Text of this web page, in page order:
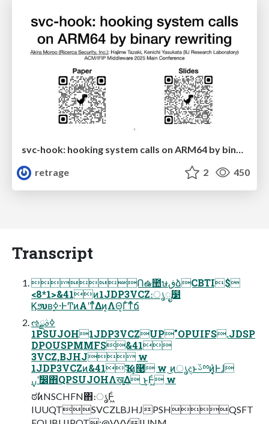
retrage
2 450
Transcript
Ոఉ಺ษڧձCBTI$
<8*1>&41ͷ1JDP3VCZ։ൃೖ໳
Ϗϧυʙ࣮ߦ·ͰͲͷΑ͏ʹͳͬͯΔͷ͔ΛΘ͔Γͨ͘ͳͬͨճ
ઌߦࣄྫ
1PSUJOH1JDP3VCZUP"OPUIFS.JDSP
DPOUSPMMFS&41
3VCZ,BJHJ w
1JDP3VCZͷ&41Ҡ২ͷ͓࿩ w ͜ͷൃදͱࢿྉͷ͓͔͛Ͱɺ
࣮ࡍʹࣗ෼΋QPSUJOHΛखֻ͚Δ ͜ͱ͕Ͱ͖ͨ w
ಠࣗͷNSCHFN΋։ൃͰ͖ͨ
IUUQTSVCZLBJHJPSHQSFT